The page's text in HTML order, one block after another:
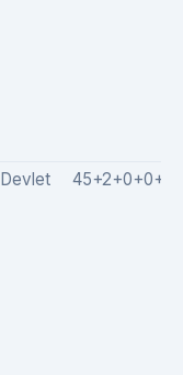
Devlet 45+2+0+0+0